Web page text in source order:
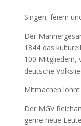
Singen, feiern
Der
1844 das
100 Mitgliedern,
deutsche
Mitmachen lohnt
Der MGV
gerne neue